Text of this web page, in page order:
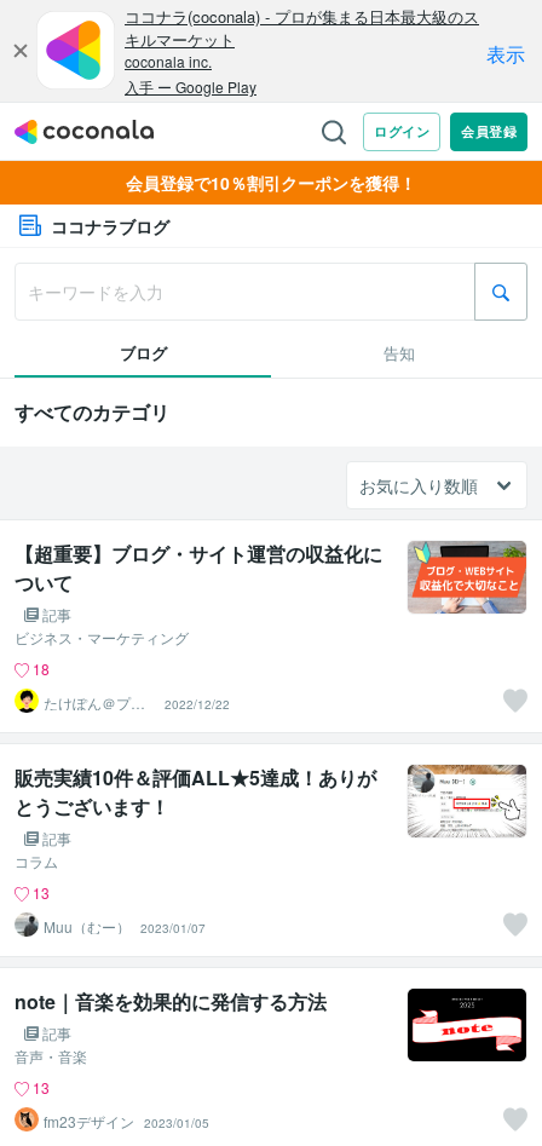
会員登録で10％割引クーポンを獲得！
ココナラブログ
ブログ 告知
すべてのカテゴリ
【超重要】ブログ・サイト運営の収益化に
ついて
記事
ビジネス・マーケティング
18
たけぽん＠プロ
ブロガー＆コン
テンツ制作
2022/12/22
販売実績10件＆評価ALL★5達成！ありが
とうございます！
記事
コラム
13
Muu（むー）
2023/01/07
note｜音楽を効果的に発信する方法
記事
音声・音楽
13
fm23デザイン
2023/01/05